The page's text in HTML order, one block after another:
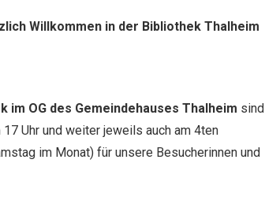
Willkommen in der Bibliothek Thalheim
im OG des Gemeindehauses Thalheim sind
Uhr und weiter jeweils auch am 4ten
im Monat) für unsere Besucherinnen und